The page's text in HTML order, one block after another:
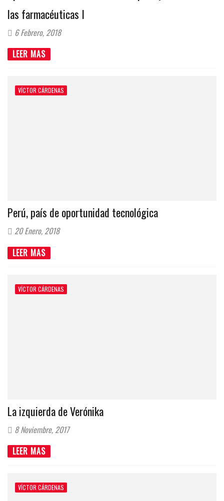
las farmacéuticas I
6 Febrero, 2018
LEER MAS
VÍCTOR CÁRDENAS
Perú, país de oportunidad tecnológica
20 Enero, 2018
LEER MAS
VÍCTOR CÁRDENAS
La izquierda de Verónika
8 Noviembre, 2017
LEER MAS
VÍCTOR CÁRDENAS